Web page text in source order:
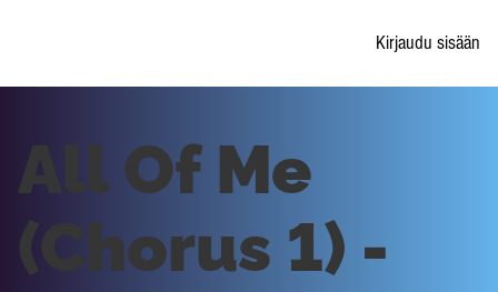
Kirjaudu sisään
All Of Me
(Chorus 1) -